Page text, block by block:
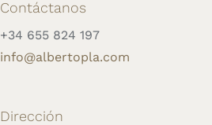
Contáctanos
+34 655 824 197
info@albertopla.com
Dirección